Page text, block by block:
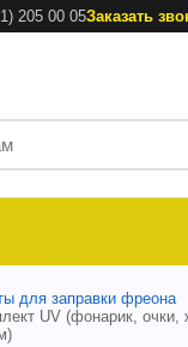
205 00 05Заказать
для заправки фреона
UV (фонарик, очки,